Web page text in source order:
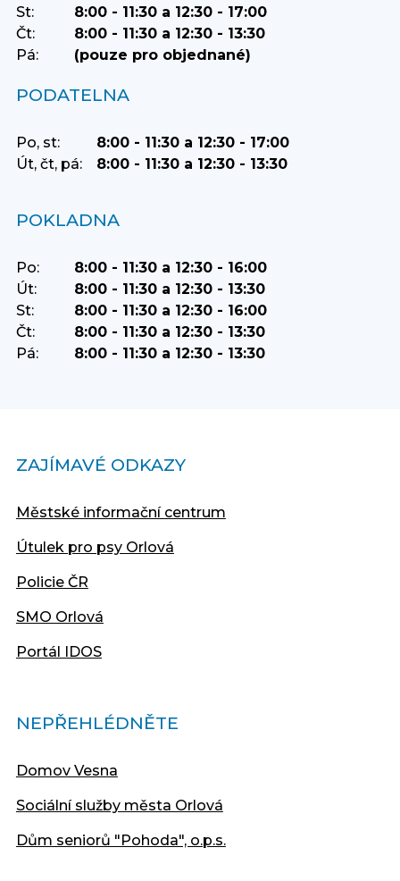
St:
8:00 - 11:30 a 12:30 - 17:00
Čt:
8:00 - 11:30 a 12:30 - 13:30
Pá:
(pouze pro objednané)
PODATELNA
Po, st:
8:00 - 11:30 a 12:30 - 17:00
Út, čt, pá:
8:00 - 11:30 a 12:30 - 13:30
POKLADNA
Po:
8:00 - 11:30 a 12:30 - 16:00
Út:
8:00 - 11:30 a 12:30 - 13:30
St:
8:00 - 11:30 a 12:30 - 16:00
Čt:
8:00 - 11:30 a 12:30 - 13:30
Pá:
8:00 - 11:30 a 12:30 - 13:30
ZAJÍMAVÉ ODKAZY
Městské informační centrum
Útulek pro psy Orlová
Policie ČR
SMO Orlová
Portál IDOS
NEPŘEHLÉDNĚTE
Domov Vesna
Sociální služby města Orlová
Dům seniorů "Pohoda", o.p.s.